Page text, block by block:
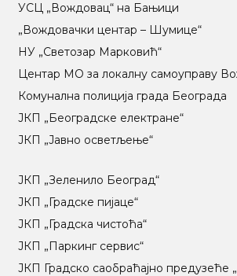
УСЦ „Вождовац“ на Бањици
„Вождовачки центар – Шумице“
НУ „Светозар Марковић“
Центар МO за локалну самоуправу
Комунална полиција града Београда
ЈКП „Београдске електране“
ЈКП „Јавно осветљење“
ЈКП „Зеленило Београд“
ЈКП „Градске пијаце“
ЈКП „Градска чистоћа“
ЈКП „Паркинг сервис“
ЈКП Градско саобраћајно предузеће